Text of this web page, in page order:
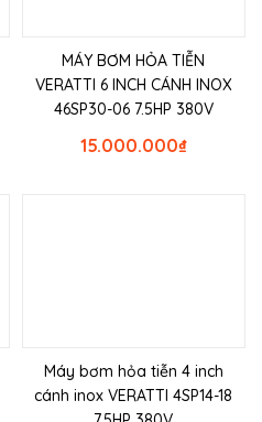
MÁY BƠM HỎA TIỄN
VERATTI 6 INCH CÁNH INOX
46SP30-06 7.5HP 380V
₫
15.000.000
Máy bơm hỏa tiễn 4 inch
cánh inox VERATTI 4SP14-18